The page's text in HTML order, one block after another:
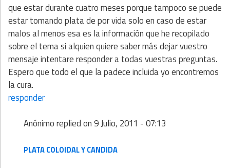
que estar durante cuatro meses porque tampoco se puede
estar tomando plata de por vida solo en caso de estar
malos al menos esa es la información que he recopilado
sobre el tema si alquien quiere saber más dejar vuestro
mensaje intentare responder a todas vuestras preguntas.
Espero que todo el que la padece incluida yo encontremos
la cura.
responder
Anónimoreplied on9 Julio, 2011 - 07:13
PLATA COLOIDAL Y CANDIDA